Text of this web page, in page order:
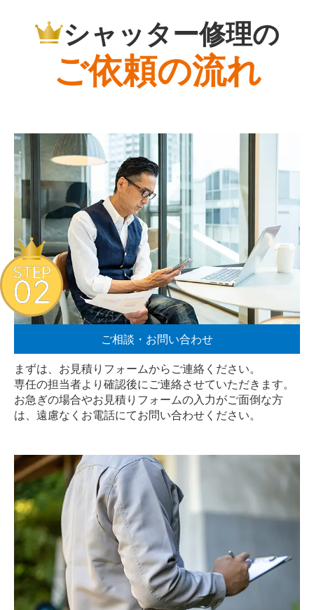
シャッター修理の
ご依頼の流れ
ご相談・お問い合わせ
まずは、お見積りフォームからご連絡ください。
専任の担当者より確認後にご連絡させていただきます。
お急ぎの場合やお見積りフォームの入力がご面倒な方
は、遠慮なく お電話にてお問い合わせください。
STEP
02